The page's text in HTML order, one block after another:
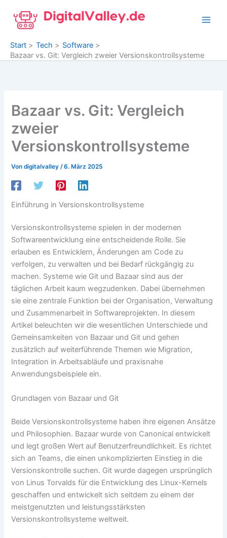
Inhalt
springen
Start
Tech
Software
Bazaar vs. Git: Vergleich zweier Versionskontrollsysteme
Bazaar vs. Git: Vergleich
zweier
Versionskontrollsysteme
Vondigitalvalley/6. März 2025
Einführung in Versionskontrollsysteme
Versionskontrollsysteme spielen in der modernen
Softwareentwicklung eine entscheidende Rolle. Sie
erlauben es Entwicklern, Änderungen am Code zu
verfolgen, zu verwalten und bei Bedarf rückgängig zu
machen. Systeme wie Git und Bazaar sind aus der
täglichen Arbeit kaum wegzudenken. Dabei übernehmen
sie eine zentrale Funktion bei der Organisation, Verwaltung
und Zusammenarbeit in Softwareprojekten. In diesem
Artikel beleuchten wir die wesentlichen Unterschiede und
Gemeinsamkeiten von Bazaar und Git und gehen
zusätzlich auf weiterführende Themen wie Migration,
Integration in Arbeitsabläufe und praxisnahe
Anwendungsbeispiele ein.
Grundlagen von Bazaar und Git
Beide Versionskontrollsysteme haben ihre eigenen Ansätze
und Philosophien. Bazaar wurde von Canonical entwickelt
und legt großen Wert auf Benutzerfreundlichkeit. Es richtet
sich an Teams, die einen unkomplizierten Einstieg in die
Versionskontrolle suchen. Git wurde dagegen ursprünglich
von Linus Torvalds für die Entwicklung des Linux-Kernels
geschaffen und entwickelt sich seitdem zu einem der
meistgenutzten und leistungsstärksten
Versionskontrollsysteme weltweit.